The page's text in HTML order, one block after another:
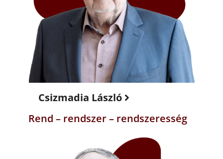
Csizmadia László
Rend – rendszer – rendszeresség